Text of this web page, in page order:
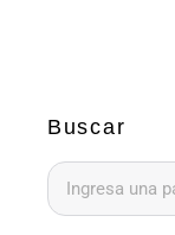
Buscar